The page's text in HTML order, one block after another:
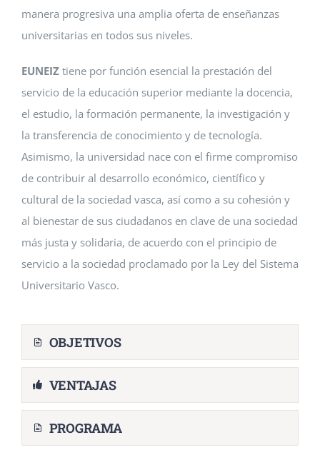
manera progresiva una amplia oferta de enseñanzas
universitarias en todos sus niveles.
EUNEIZ tiene por función esencial la prestación del
servicio de la educación superior mediante la docencia,
el estudio, la formación permanente, la investigación y
la transferencia de conocimiento y de tecnología.
Asimismo, la universidad nace con el firme compromiso
de contribuir al desarrollo económico, científico y
cultural de la sociedad vasca, así como a su cohesión y
al bienestar de sus ciudadanos en clave de una sociedad
más justa y solidaria, de acuerdo con el principio de
servicio a la sociedad proclamado por la Ley del Sistema
Universitario Vasco.
OBJETIVOS
VENTAJAS
PROGRAMA